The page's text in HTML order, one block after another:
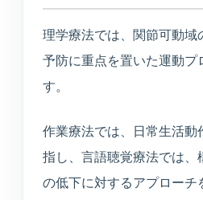
理学療法では、関節可動域
予防に重点を置いた運動プ
す。
作業療法では、日常生活動
指し、言語聴覚療法では、
の低下に対するアプローチ